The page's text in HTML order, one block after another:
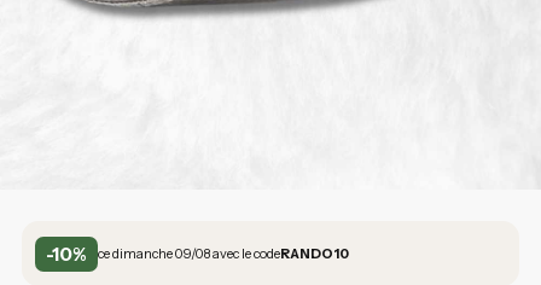
-10% ce dimanche 09/08 avec le codeRANDO10